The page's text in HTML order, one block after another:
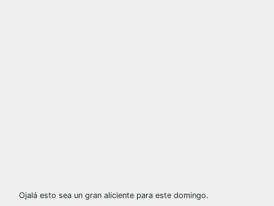
Ojalá esto sea un gran aliciente para este domingo.